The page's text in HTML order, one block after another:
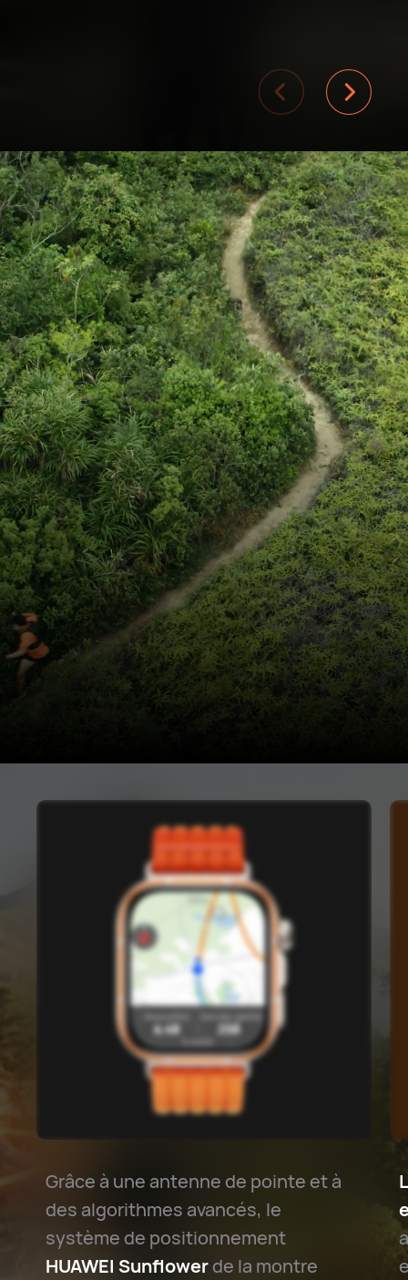
Trail
A l'état sauvage
Grâce à une antenne de pointe et à
des algorithmes avancés, le
système de positionnement
HUAWEI Sunflowerde la montre